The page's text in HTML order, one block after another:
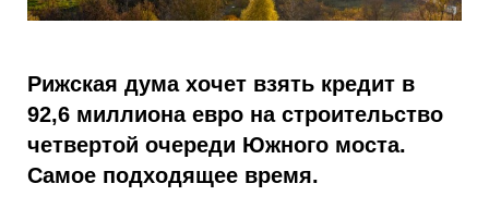
Рижская дума хочет взять кредит в
92,6 миллиона евро на строительство
четвертой очереди Южного моста.
Самое подходящее время.